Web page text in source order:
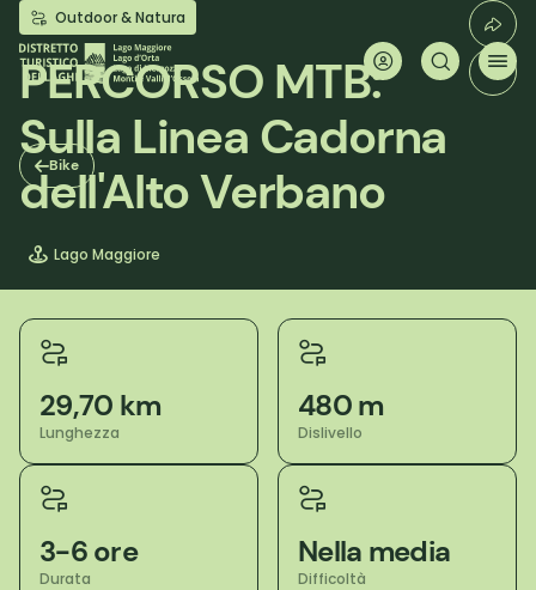
Salta
contenuto
principale
Bike
Outdoor & Natura
PERCORSO MTB:
Sulla Linea Cadorna
dell'Alto Verbano
Lago Maggiore
29,70 km
Lunghezza
480 m
Dislivello
3-6 ore
Durata
Nella media
Difficoltà